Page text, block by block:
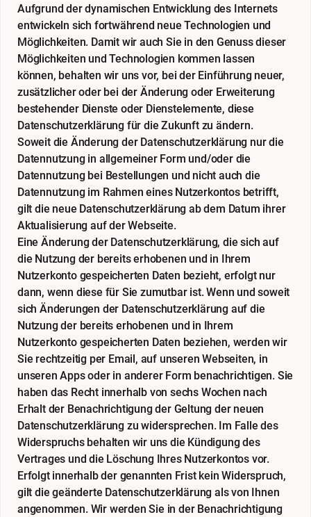
Aufgrund der dynamischen Entwicklung des Internets
entwickeln sich fortwährend neue Technologien und
Möglichkeiten. Damit wir auch Sie in den Genuss dieser
Möglichkeiten und Technologien kommen lassen
können, behalten wir uns vor, bei der Einführung neuer,
zusätzlicher oder bei der Änderung oder Erweiterung
bestehender Dienste oder Dienstelemente, diese
Datenschutzerklärung für die Zukunft zu ändern.
Soweit die Änderung der Datenschutzerklärung nur die
Datennutzung in allgemeiner Form und/oder die
Datennutzung bei Bestellungen und nicht auch die
Datennutzung im Rahmen eines Nutzerkontos betrifft,
gilt die neue Datenschutzerklärung ab dem Datum ihrer
Aktualisierung auf der Webseite.
Eine Änderung der Datenschutzerklärung, die sich auf
die Nutzung der bereits erhobenen und in Ihrem
Nutzerkonto gespeicherten Daten bezieht, erfolgt nur
dann, wenn diese für Sie zumutbar ist. Wenn und soweit
sich Änderungen der Datenschutzerklärung auf die
Nutzung der bereits erhobenen und in Ihrem
Nutzerkonto gespeicherten Daten beziehen, werden wir
Sie rechtzeitig per Email, auf unseren Webseiten, in
unseren Apps oder in anderer Form benachrichtigen. Sie
haben das Recht innerhalb von sechs Wochen nach
Erhalt der Benachrichtigung der Geltung der neuen
Datenschutzerklärung zu widersprechen. Im Falle des
Widerspruchs behalten wir uns die Kündigung des
Vertrages und die Löschung Ihres Nutzerkontos vor.
Erfolgt innerhalb der genannten Frist kein Widerspruch,
gilt die geänderte Datenschutzerklärung als von Ihnen
angenommen. Wir werden Sie in der Benachrichtigung